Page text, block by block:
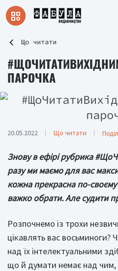
Що читати
ПАРОЧКА
20.05.2022 Що читати
Знову в ефірі рубрика
разу ми маємо для вас
кожна прекрасна по-
важко обрати. Але судити
Розпочнемо із трохи
цікавлять вас
над їх інтелектуальними
що й думати немає над чим,